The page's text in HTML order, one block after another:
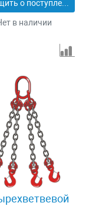
Сообщить о поступлении
в наличии